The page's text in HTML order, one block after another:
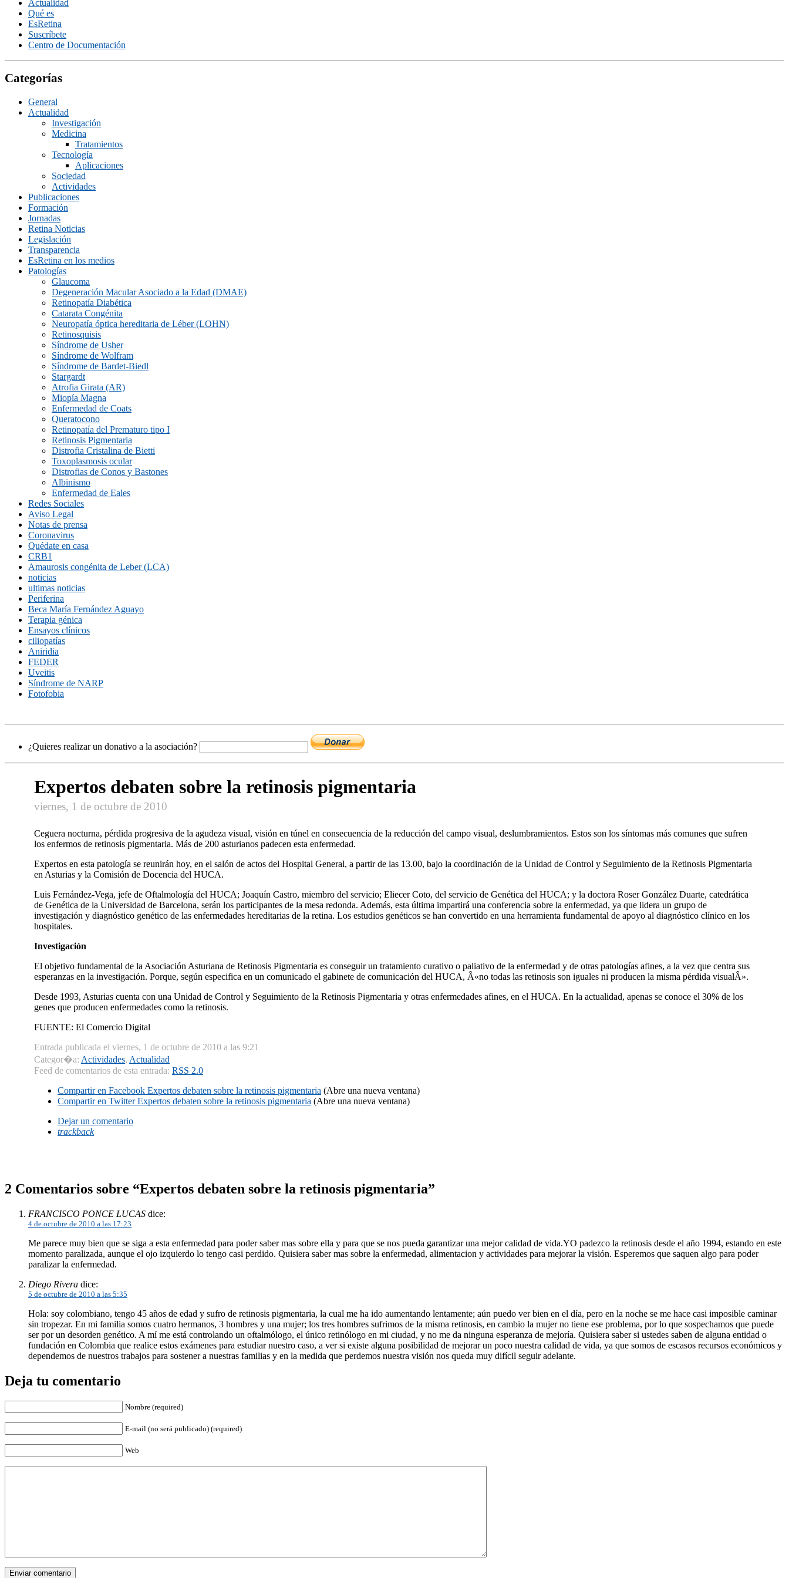
Actualidad
Qué es
EsRetina
Suscrí­bete
Centro de Documentación
Categorías
General
Actualidad
Investigación
Medicina
Tratamientos
Tecnologí­a
Aplicaciones
Sociedad
Actividades
Publicaciones
Formación
Jornadas
Retina Noticias
Legislación
Transparencia
EsRetina en los medios
Patologías
Glaucoma
Degeneración Macular Asociado a la Edad (DMAE)
Retinopatía Diabética
Catarata Congénita
Neuropatí­a óptica hereditaria de Léber (LOHN)
Retinosquisis
Síndrome de Usher
Síndrome de Wolfram
Síndrome de Bardet-Biedl
Stargardt
Atrofia Girata (AR)
Miopía Magna
Enfermedad de Coats
Queratocono
Retinopatí­a del Prematuro tipo I
Retinosis Pigmentaria
Distrofia Cristalina de Bietti
Toxoplasmosis ocular
Distrofias de Conos y Bastones
Albinismo
Enfermedad de Eales
Redes Sociales
Aviso Legal
Notas de prensa
Coronavirus
Quédate en casa
CRB1
Amaurosis congénita de Leber (LCA)
noticias
ultimas noticias
Periferina
Beca María Fernández Aguayo
Terapia génica
Ensayos clínicos
ciliopatías
Aniridia
FEDER
Uveitis
Síndrome de NARP
Fotofobia
¿Quieres realizar un donativo a la asociación?
Expertos debaten sobre la retinosis pigmentaria
viernes, 1 de octubre de 2010
Ceguera nocturna, pérdida progresiva de la agudeza visual, visión en túnel en consecuencia de la reducción del campo visual, deslumbramientos. Estos son los sí­ntomas más comunes que sufren
los enfermos de retinosis pigmentaria. Más de 200 asturianos padecen esta enfermedad.
Expertos en esta patologí­a se reunirán hoy, en el salón de actos del Hospital General, a partir de las 13.00, bajo la coordinación de la Unidad de Control y Seguimiento de la Retinosis Pigmentaria
en Asturias y la Comisión de Docencia del HUCA.
Luis Fernández-Vega, jefe de Oftalmologí­a del HUCA; Joaquí­n Castro, miembro del servicio; Eliecer Coto, del servicio de Genética del HUCA; y la doctora Roser González Duarte, catedrática
de Genética de la Universidad de Barcelona, serán los participantes de la mesa redonda. Además, esta última impartirá una conferencia sobre la enfermedad, ya que lidera un grupo de
investigación y diagnóstico genético de las enfermedades hereditarias de la retina. Los estudios genéticos se han convertido en una herramienta fundamental de apoyo al diagnóstico clí­nico en los
hospitales.
Investigación
El objetivo fundamental de la Asociación Asturiana de Retinosis Pigmentaria es conseguir un tratamiento curativo o paliativo de la enfermedad y de otras patologí­as afines, a la vez que centra sus
esperanzas en la investigación. Porque, según especifica en un comunicado el gabinete de comunicación del HUCA, Â«no todas las retinosis son iguales ni producen la misma pérdida visualÂ».
Desde 1993, Asturias cuenta con una Unidad de Control y Seguimiento de la Retinosis Pigmentaria y otras enfermedades afines, en el HUCA. En la actualidad, apenas se conoce el 30% de los
genes que producen enfermedades como la retinosis.
FUENTE: El Comercio Digital
Entrada publicada el viernes, 1 de octubre de 2010 a las 9:21
Categor�a: Actividades, Actualidad
Feed de comentarios de esta entrada: RSS 2.0
Compartir en Facebook Expertos debaten sobre la retinosis pigmentaria (Abre una nueva ventana)
Compartir en TwitterExpertos debaten sobre la retinosis pigmentaria (Abre una nueva ventana)
Dejar un comentario
trackback
2 Comentarios sobre “Expertos debaten sobre la retinosis pigmentaria”
FRANCISCO PONCE LUCAS dice:
4 de octubre de 2010 a las 17:23
Me parece muy bien que se siga a esta enfermedad para poder saber mas sobre ella y para que se nos pueda garantizar una mejor calidad de vida.YO padezco la retinosis desde el año 1994, estando en este
momento paralizada, aunque el ojo izquierdo lo tengo casi perdido. Quisiera saber mas sobre la enfermedad, alimentacion y actividades para mejorar la visión. Esperemos que saquen algo para poder
paralizar la enfermedad.
Diego Rivera dice:
5 de octubre de 2010 a las 5:35
Hola: soy colombiano, tengo 45 años de edad y sufro de retinosis pigmentaria, la cual me ha ido aumentando lentamente; aún puedo ver bien en el dí­a, pero en la noche se me hace casi imposible caminar
sin tropezar. En mi familia somos cuatro hermanos, 3 hombres y una mujer; los tres hombres sufrimos de la misma retinosis, en cambio la mujer no tiene ese problema, por lo que sospechamos que puede
ser por un desorden genético. A mí­ me está controlando un oftalmólogo, el único retinólogo en mi ciudad, y no me da ninguna esperanza de mejorí­a. Quisiera saber si ustedes saben de alguna entidad o
fundación en Colombia que realice estos exámenes para estudiar nuestro caso, a ver si existe alguna posibilidad de mejorar un poco nuestra calidad de vida, ya que somos de escasos recursos económicos y
dependemos de nuestros trabajos para sostener a nuestras familias y en la medida que perdemos nuestra visión nos queda muy difí­cil seguir adelante.
Deja tu comentario
Nombre (required)
E-mail (no será publicado) (required)
Web